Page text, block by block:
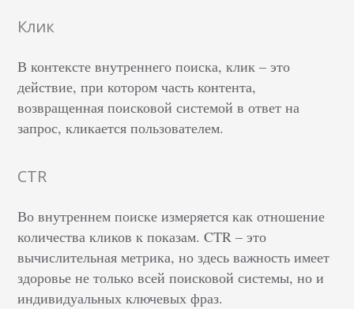
Клик
В контексте внутреннего поиска, клик – это
действие, при котором часть контента,
возвращенная поисковой системой в ответ на
запрос, кликается пользователем.
CTR
Во внутреннем поиске измеряется как отношение
количества кликов к показам. CTR – это
вычислительная метрика, но здесь важность имеет
здоровье не только всей поисковой системы, но и
индивидуальных ключевых фраз.